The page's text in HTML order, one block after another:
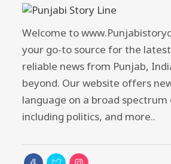
Welcome to
your go-to source for the
reliable news from Punjab,
beyond. Our website offers
language on a broad spectrum
including politics, and more..